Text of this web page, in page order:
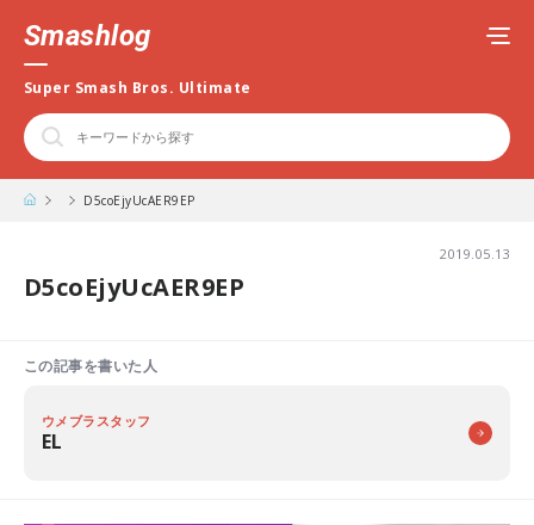
Smashlog
Super Smash Bros. Ultimate
D5coEjyUcAER9EP
2019.05.13
D5coEjyUcAER9EP
この記事を書いた人
ウメブラスタッフ
EL